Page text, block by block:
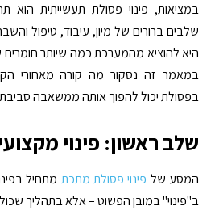
במציאות, פינוי פסולת תעשייתית הוא
שלבים ברורים של מיון, עיבוד, טיפול
היא להוציא מהמערכת כמה שיותר חומרים
במאמר זה נסקור מה קורה מאחורי
בפסולת יכול להפוך אותה ממשאבה
שלב ראשון: פינוי
המסע של פינוי פסולת מתכת מתחיל
ב"פינוי" במובן הפשוט – אלא בתהליך